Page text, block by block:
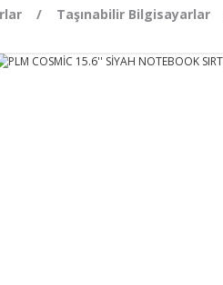
Taşınabilir Bilgisayarlar